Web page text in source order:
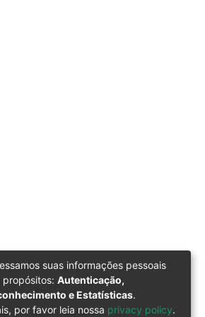
suas informações pessoais
propósitos: Autenticação,
e Estatísticas.
por favor leia nossa privacy policy.